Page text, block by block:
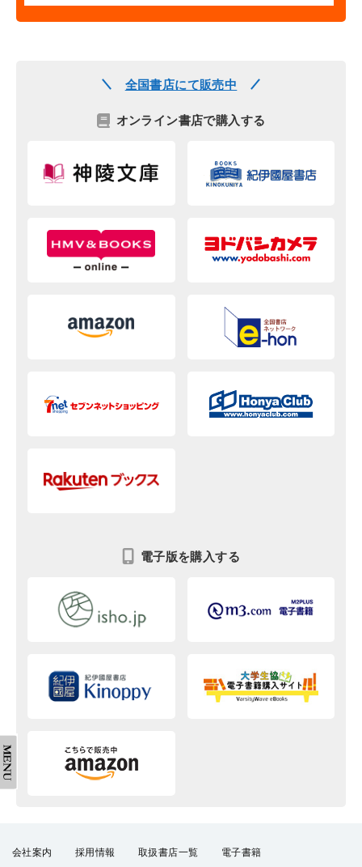
全国書店にて販売中
オンライン書店で購入する
電子版を購入する
会社案内 採用情報 取扱書店一覧 電子書籍